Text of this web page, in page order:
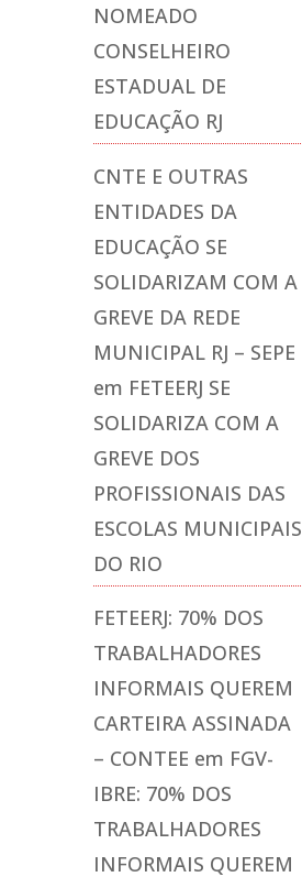
NOMEADO
CONSELHEIRO
ESTADUAL DE
EDUCAÇÃO RJ
CNTE E OUTRAS
ENTIDADES DA
EDUCAÇÃO SE
SOLIDARIZAM COM A
GREVE DA REDE
MUNICIPAL RJ – SEPE
em FETEERJ SE
SOLIDARIZA COM A
GREVE DOS
PROFISSIONAIS DAS
ESCOLAS MUNICIPAIS
DO RIO
FETEERJ: 70% DOS
TRABALHADORES
INFORMAIS QUEREM
CARTEIRA ASSINADA
– CONTEE em FGV-
IBRE: 70% DOS
TRABALHADORES
INFORMAIS QUEREM